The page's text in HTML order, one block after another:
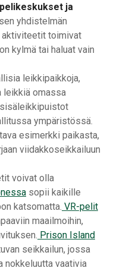
ja
yhdistelmän
aktiviteetit toimivat
kylmä tai haluat vain
leikkipaikkoja,
leikkiä omassa
ympäristössä.
esimerkki paikasta,
viidakkoseikkailuun
voivat olla
sopii kaikille
katsomatta. VR-pelit
maailmoihin,
Prison Island
seikkailun, jossa
nokkeluutta vaativia